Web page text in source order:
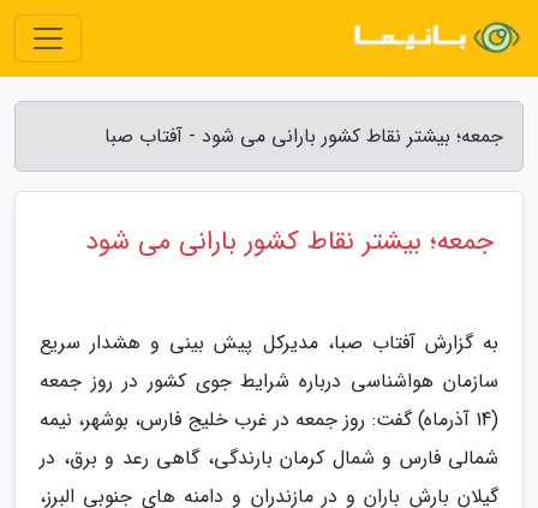
جمعه؛ بیشتر نقاط کشور بارانی می شود - آفتاب صبا
جمعه؛ بیشتر نقاط کشور بارانی می شود
به گزارش آفتاب صبا، مدیرکل پیش بینی و هشدار سریع
سازمان هواشناسی درباره شرایط جوی کشور در روز جمعه
(14 آذرماه) گفت: روز جمعه در غرب خلیج فارس، بوشهر، نیمه
شمالی فارس و شمال کرمان بارندگی، گاهی رعد و برق، در
گیلان بارش باران و در مازندران و دامنه های جنوبی البرز،